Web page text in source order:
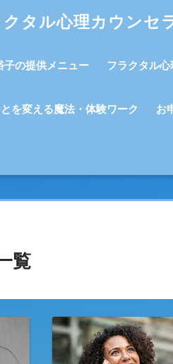
タル心理カウン
子の提供メニュー フラクタル
を変える魔法・体験ワーク お
覧